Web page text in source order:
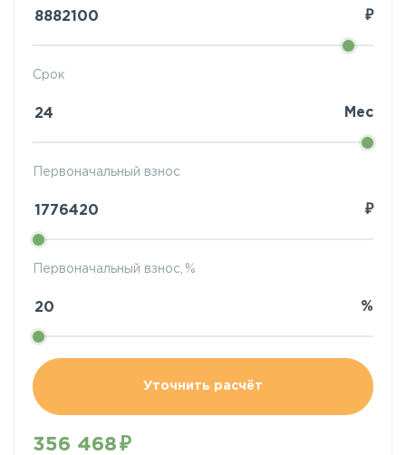
₽
Первоначальный взнос
₽
Срок
Мес
Первоначальный взнос, %
%
Уточнить расчёт
356 468